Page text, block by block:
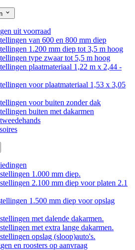
uit voorraad
van 600 en 800 mm diep
1.200 mm diep tot 3,5 m hoog
type zwaar tot 5,5 m hoog
plaatmateriaal 1,22 m x 2,44 -
voor plaatmateriaal 1,53 x 3,05
voor buiten zonder dak
buiten met dakarmen
1.000 mm diep.
2.100 mm diep voor platen 2.1
1.500 mm diep voor opslag
met dalende dakarmen.
met extra lange dakarmen.
opslag (sloop)auto's.
en roosters op aanvraag